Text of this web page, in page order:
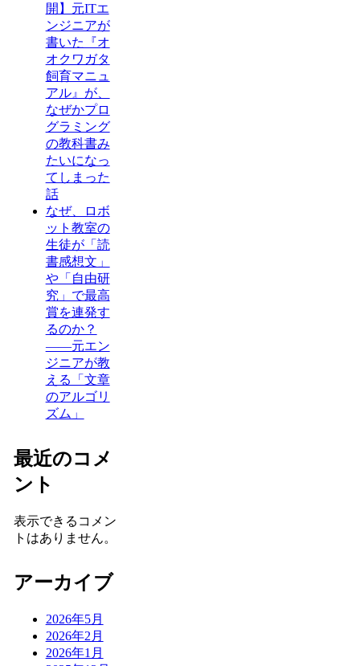
開】元ITエ
ンジニアが
書いた『オ
オクワガタ
飼育マニュ
アル』が、
なぜかプロ
グラミング
の教科書み
たいになっ
てしまった
話
なぜ、ロボ
ット教室の
生徒が「読
書感想文」
や「自由研
究」で最高
賞を連発す
るのか？
——元エン
ジニアが教
える「文章
のアルゴリ
ズム」
最近のコメ
ント
表示できるコメン
トはありません。
アーカイブ
2026年5月
2026年2月
2026年1月